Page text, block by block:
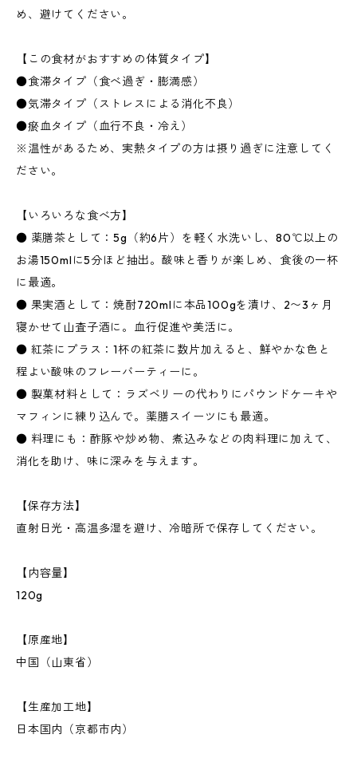
め、避けてください。
【この食材がおすすめの体質タイプ】
●食滞タイプ（食べ過ぎ・膨満感）
●気滞タイプ（ストレスによる消化不良）
●瘀血タイプ（血行不良・冷え）
※温性があるため、実熱タイプの方は摂り過ぎに注意してく
ださい。
【いろいろな食べ方】
● 薬膳茶として：5g（約6片）を軽く水洗いし、80℃以上の
お湯150mlに5分ほど抽出。酸味と香りが楽しめ、食後の一杯
に最適。
● 果実酒として：焼酎720mlに本品100gを漬け、2〜3ヶ月
寝かせて山査子酒に。血行促進や美活に。
● 紅茶にプラス：1杯の紅茶に数片加えると、鮮やかな色と
程よい酸味のフレーバーティーに。
● 製菓材料として：ラズベリーの代わりにパウンドケーキや
マフィンに練り込んで。薬膳スイーツにも最適。
● 料理にも：酢豚や炒め物、煮込みなどの肉料理に加えて、
消化を助け、味に深みを与えます。
【保存方法】
直射日光・高温多湿を避け、冷暗所で保存してください。
【内容量】
120g
【原産地】
中国（山東省）
【生産加工地】
日本国内（京都市内）